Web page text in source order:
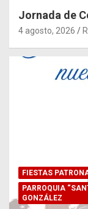
Jornada de
4 agosto, 2026
FIESTAS
PARROQUIA
GONZÁLEZ